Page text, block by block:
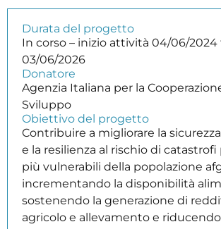
Durata del progetto
In corso – inizio attività 04/06/
03/06/2026
Donatore
Agenzia Italiana per la
Sviluppo
Obiettivo del progetto
Contribuire a migliorare la
e la resilienza al rischio di catastrofi
più vulnerabili della popolazione
incrementando la disponibilità
sostenendo la generazione di
agricolo e allevamento e riducendo